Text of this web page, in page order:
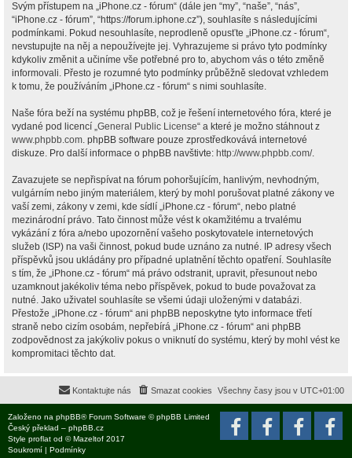
Svým přístupem na „iPhone.cz - fórum“ (dále jen “my”, “naše”, “nás”,
“iPhone.cz - fórum”, “https://forum.iphone.cz”), souhlasíte s následujícími
podmínkami. Pokud nesouhlasíte, neprodleně opusťte „iPhone.cz - fórum“,
nevstupujte na něj a nepoužívejte jej. Vyhrazujeme si právo tyto podmínky
kdykoliv změnit a učiníme vše potřebné pro to, abychom vás o této změně
informovali. Přesto je rozumné tyto podmínky průběžně sledovat vzhledem
k tomu, že používáním „iPhone.cz - fórum“ s nimi souhlasíte.
Naše fóra beží na systému phpBB, což je řešení internetového fóra, které je
vydané pod licencí „General Public License“ a které je možno stáhnout z
www.phpbb.com. phpBB software pouze zprostředkovává internetové
diskuze. Pro další informace o phpBB navštivte: http://www.phpbb.com/.
Zavazujete se nepřispívat na fórum pohoršujícím, hanlivým, nevhodným,
vulgárním nebo jiným materiálem, který by mohl porušovat platné zákony ve
vaší zemi, zákony v zemi, kde sídlí „iPhone.cz - fórum“, nebo platné
mezinárodní právo. Tato činnost může vést k okamžitému a trvalému
vykázání z fóra a/nebo upozornění vašeho poskytovatele internetových
služeb (ISP) na vaši činnost, pokud bude uznáno za nutné. IP adresy všech
příspěvků jsou ukládány pro případné uplatnění těchto opatření. Souhlasíte
s tím, že „iPhone.cz - fórum“ má právo odstranit, upravit, přesunout nebo
uzamknout jakékoliv téma nebo příspěvek, pokud to bude považovat za
nutné. Jako uživatel souhlasíte se všemi údaji uloženými v databázi.
Přestože „iPhone.cz - fórum“ ani phpBB neposkytne tyto informace třetí
straně nebo cizím osobám, nepřebírá „iPhone.cz - fórum“ ani phpBB
zodpovědnost za jakýkoliv pokus o vniknutí do systému, který by mohl vést ke
kompromitaci těchto dat.
Všechny časy jsou v UTC+01:00
Smazat cookies
Kontaktujte nás
Založeno na phpBB® Forum Software © phpBB Limited
Český překlad – phpBB.cz
Style proflat od ©Mazeltof 2017
Soukromí | Podmínky